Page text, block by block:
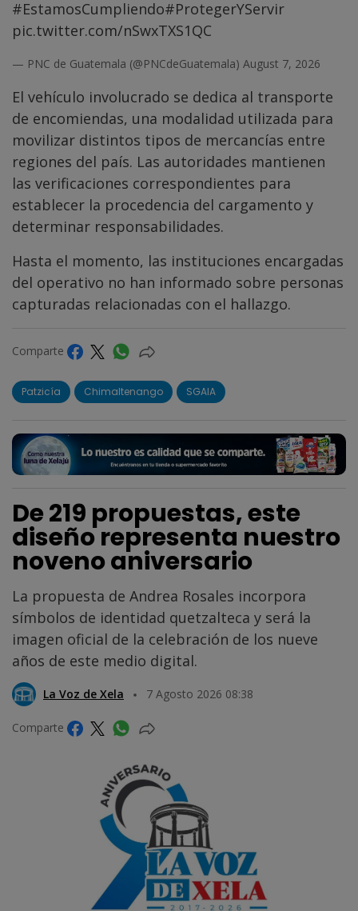
#EstamosCumpliendo#ProtegerYServir
pic.twitter.com/nSwxTXS1QC
— PNC de Guatemala (@PNCdeGuatemala) August 7, 2026
El vehículo involucrado se dedica al transporte
de encomiendas, una modalidad utilizada para
movilizar distintos tipos de mercancías entre
regiones del país. Las autoridades mantienen
las verificaciones correspondientes para
establecer la procedencia del cargamento y
determinar responsabilidades.
Hasta el momento, las instituciones encargadas
del operativo no han informado sobre personas
capturadas relacionadas con el hallazgo.
Comparte
Patzicía Chimaltenango SGAIA
De 219 propuestas, este
diseño representa nuestro
noveno aniversario
La propuesta de Andrea Rosales incorpora
símbolos de identidad quetzalteca y será la
imagen oficial de la celebración de los nueve
años de este medio digital.
La Voz de Xela 7 Agosto 2026 08:38
Comparte